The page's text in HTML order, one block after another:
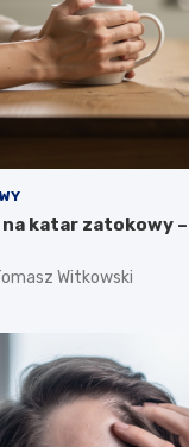
katar zatokowy
Witkowski